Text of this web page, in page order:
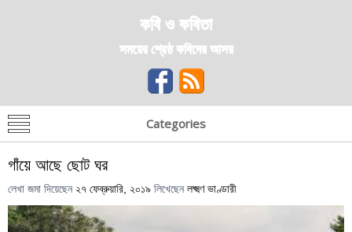
কবি ও কবিতা
সময়ের শ্রেষ্ঠ কবিদের আসর
Categories
গাঁয়ে আছে ছোট ঘর
লেখা জমা দিয়েছেন ২৭ ফেব্রুয়ারি, ২০১৯ লিখেছেন লক্ষ্মণ ভাণ্ডারী